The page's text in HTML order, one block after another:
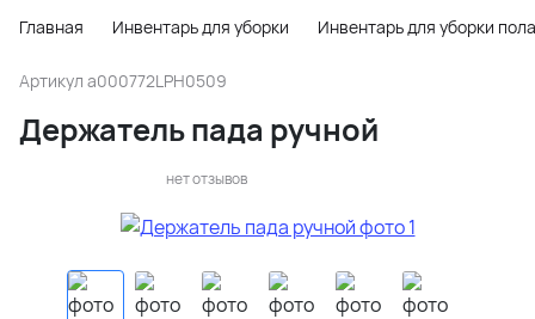
Главная Инвентарь для уборки Инвентарь для уборки пола
Артикул a000772LPH0509
Держатель пада ручной
нет отзывов